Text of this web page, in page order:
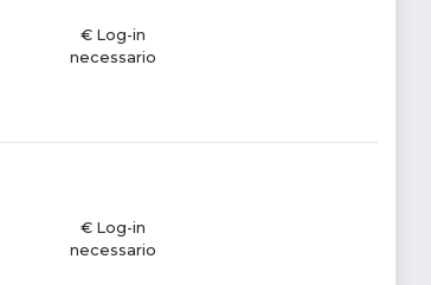
€ Log-in
necessario
€ Log-in
necessario